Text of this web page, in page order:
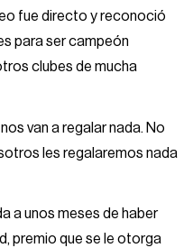
fue directo y reconoció
para ser campeón
clubes de mucha
van a regalar nada. No
les regalaremos nada
a unos meses de haber
premio que se le otorga